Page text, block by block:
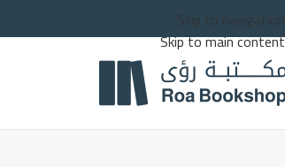
Skip to navigation
Skip to main content